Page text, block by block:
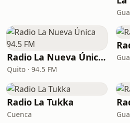
Radio La Nueva Única 94.5 FM
Quito · 94.5 FM
Radio La Tukka
Cuenca